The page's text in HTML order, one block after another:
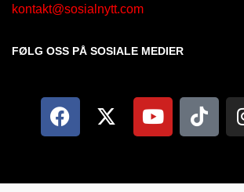
kontakt@sosialnytt.com
FØLG OSS PÅ SOSIALE MEDIER​